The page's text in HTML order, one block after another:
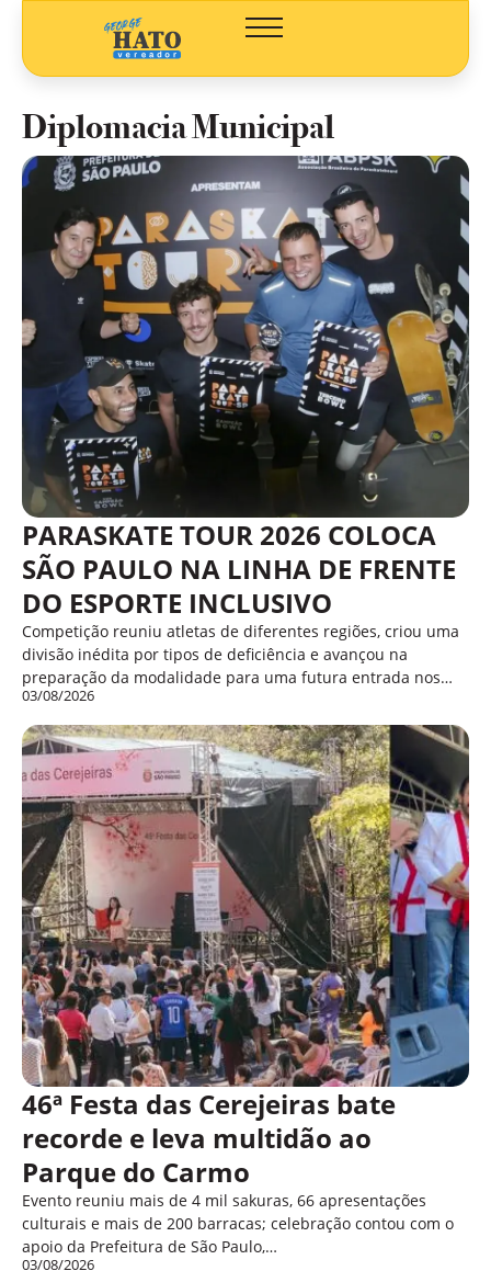
Diplomacia Municipal
PARASKATE TOUR 2026 COLOCA
SÃO PAULO NA LINHA DE FRENTE
DO ESPORTE INCLUSIVO
Competição reuniu atletas de diferentes regiões, criou uma
divisão inédita por tipos de deficiência e avançou na
preparação da modalidade para uma futura entrada nos…
03/08/2026
46ª Festa das Cerejeiras bate
recorde e leva multidão ao
Parque do Carmo
Evento reuniu mais de 4 mil sakuras, 66 apresentações
culturais e mais de 200 barracas; celebração contou com o
apoio da Prefeitura de São Paulo,…
03/08/2026